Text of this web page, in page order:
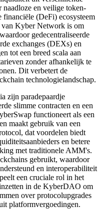
naadloze en veilige token-
financiële (DeFi) ecosysteem
Kyber Network is om
gedecentraliseerde
exchanges (DEXs) en
tot een breed scala aan
zonder afhankelijk te
Dit verbetert de
technologielandschap.
zijn paradepaardje
slimme contracten en een
functioneert als een
maakt gebruik van een
dat voordelen biedt
en betere
met traditionele AMM's.
gebruikt, waardoor
en interoperabiliteit
een cruciale rol in het
in de KyberDAO om
over protocolupgrades
platformvergoedingen.